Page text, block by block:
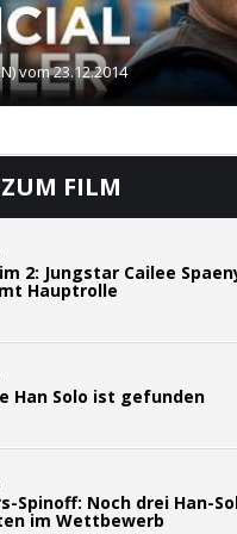
vom 23.12.2014
FILM
2: Jungstar Cailee
Hauptrolle
Han Solo ist gefunden
Spinoff: Noch drei Han-
im Wettbewerb